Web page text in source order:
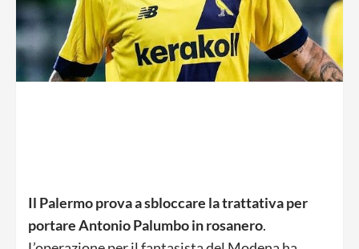
Il Palermo prova a sbloccare la trattativa per
portare Antonio Palumbo in rosanero.